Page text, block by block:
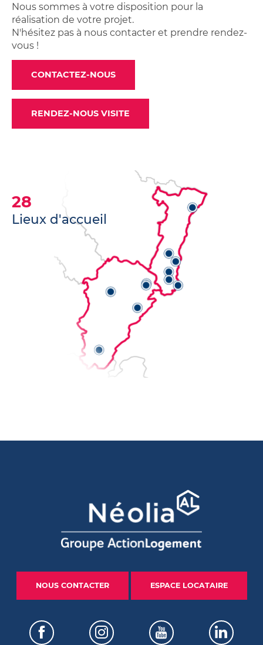
Nous sommes à votre disposition pour la
réalisation de votre projet.
N'hésitez pas à nous contacter et prendre rendez-
vous !
CONTACTEZ-NOUS
RENDEZ-NOUS VISITE
28
Lieux d'accueil
NOUS CONTACTER ESPACE LOCATAIRE